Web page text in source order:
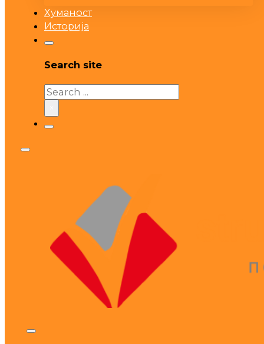
Хуманост
Историја
Search site
Search